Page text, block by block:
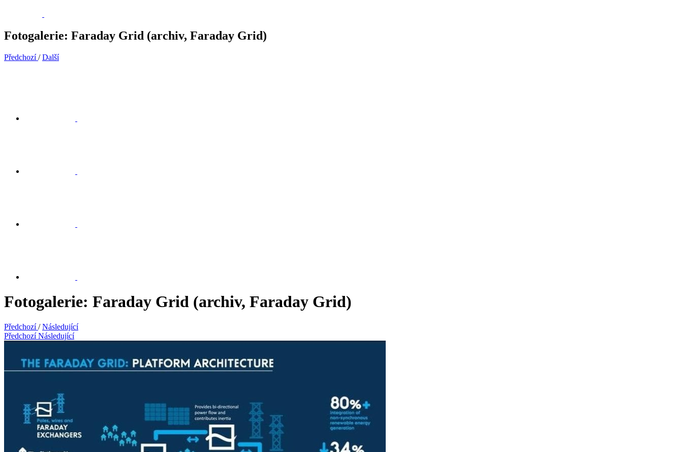
Fotogalerie: Faraday Grid (archiv, Faraday Grid)
Předchozí / Další
Fotogalerie: Faraday Grid (archiv, Faraday Grid)
Předchozí / Následující
Předchozí Následující